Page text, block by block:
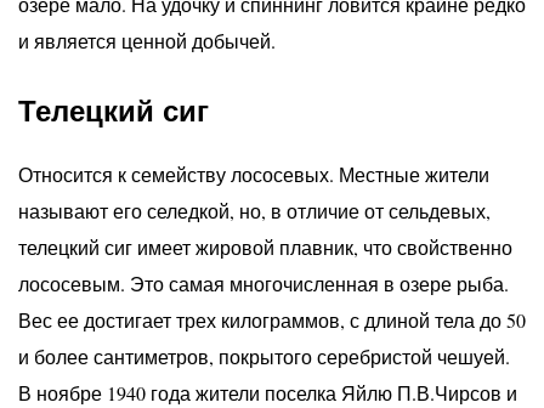
и является ценной добычей.
Телецкий сиг
Относится к семейству лососевых. Местные жители
называют его селедкой, но, в отличие от сельдевых,
телецкий сиг имеет жировой плавник, что свойственно
лососевым. Это самая многочисленная в озере рыба.
Вес ее достигает трех килограммов, с длиной тела до 50
и более сантиметров, покрытого серебристой чешуей.
В ноябре 1940 года жители поселка Яйлю П.В.Чирсов и